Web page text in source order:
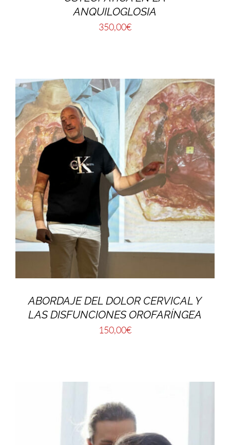
ANQUILOGLOSIA
350,00€
ABORDAJE DEL DOLOR CERVICAL Y
LAS DISFUNCIONES OROFARÍNGEA
150,00€